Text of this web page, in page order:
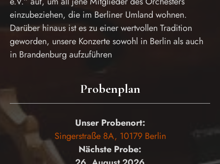
einzubeziehen, die im Berliner Umland wohnen.
Darüber hinaus ist es zu einer wertvollen Tradition
geworden, unsere Konzerte sowohl in Berlin als auch
in Brandenburg aufzuführen
Probenplan
Unser Probenort:
Singerstraße 8A, 10179 Berlin
Nächste Probe: